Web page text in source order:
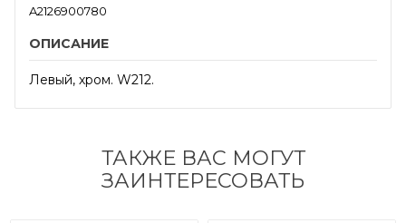
A2126900780
ОПИСАНИЕ
Левый, хром. W212.
ТАКЖЕ ВАС МОГУТ
ЗАИНТЕРЕСОВАТЬ